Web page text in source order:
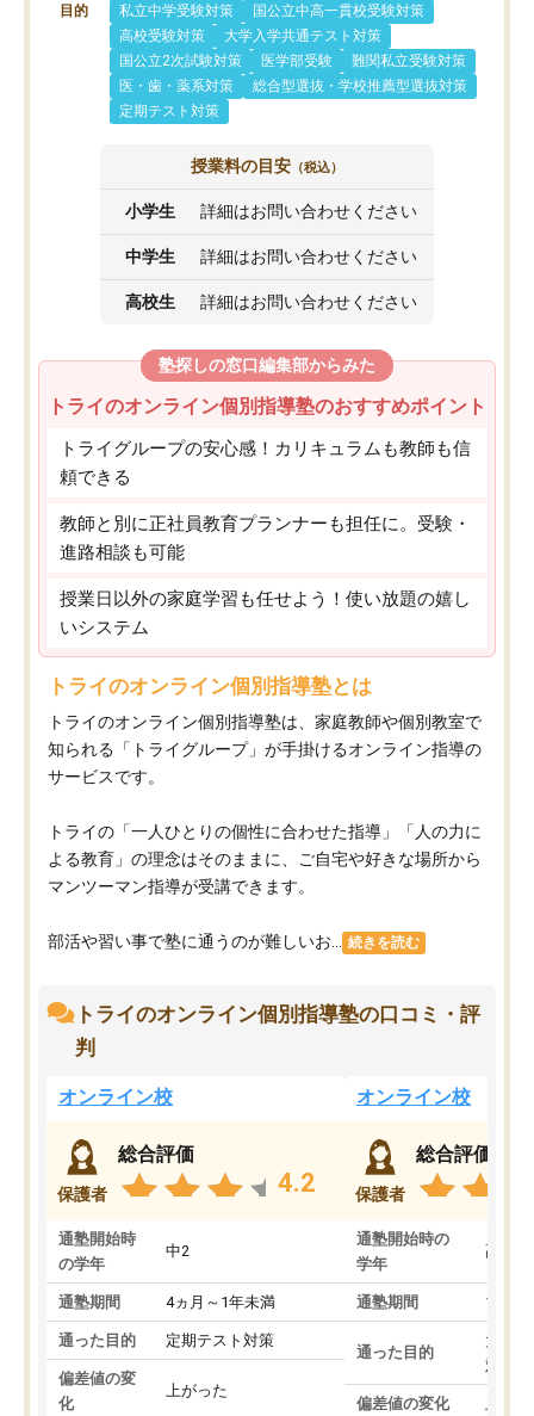
目的 私立中学受験対策
国公立中高一貫校受験対策
高校受験対策
大学入学共通テスト対策
国公立2次試験対策
医学部受験
難関私立受験対策
医・歯・薬系対策
総合型選抜・学校推薦型選抜対策
定期テスト対策
授業料の目安 （税込）
小学生 詳細はお問い合わせください
中学生 詳細はお問い合わせください
高校生 詳細はお問い合わせください
塾探しの窓口編集部からみた
トライのオンライン個別指導塾のおすすめポイント
トライグループの安心感！カリキュラムも教師も信
頼できる
教師と別に正社員教育プランナーも担任に。受験・
進路相談も可能
授業日以外の家庭学習も任せよう！使い放題の嬉し
いシステム
トライのオンライン個別指導塾とは
トライのオンライン個別指導塾は、家庭教師や個別教室で
知られる「トライグループ」が手掛けるオンライン指導の
サービスです。
トライの「一人ひとりの個性に合わせた指導」「人の力に
よる教育」の理念はそのままに、ご自宅や好きな場所から
マンツーマン指導が受講できます。
部活や習い事で塾に通うのが難しいお... 続きを読む
トライのオンライン個別指導塾の口コミ・評
判
オンライン校
保護者
総合評価
4.2
通塾開始時
の学年
中2
通塾期間 4ヵ月～1年未満
通った目的 定期テスト対策
偏差値の変
化
上がった
オンライン校
保護者
総合評価
通塾開始時の
学年
高3
通塾期間 1～3
通った目的
大学
対策
偏差値の変化